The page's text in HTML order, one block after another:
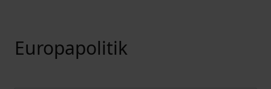
Europapolitik